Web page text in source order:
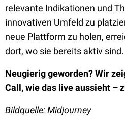
relevante Indikationen und
innovativen Umfeld zu
neue Plattform zu holen,
dort, wo sie bereits aktiv sind.
Neugierig geworden? Wir
Call, wie das live aussieht –
Bildquelle: Midjourney